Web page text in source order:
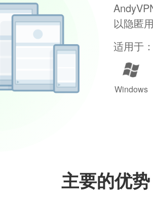
以隐匿
适用于：
Windows
主要的优势